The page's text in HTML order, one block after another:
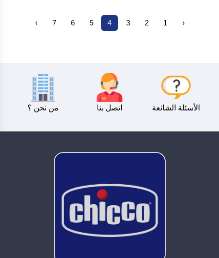
‹
1
2
3
4
5
6
7
›
من نحن ؟ اتصل بنا الأسئلة الشائعة